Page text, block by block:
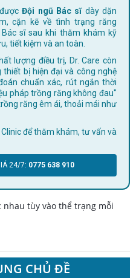
đượcĐội ngũ Bác sĩdày dặn
cặn kẽ về tình trạng răng
sĩ sau khi thăm khám kỹ
tiết kiệm và an toàn.
bị hiện đại và công nghệ
chuẩn xác, rút ngắn thời
pháp trồng răng không đau"
răng êm ái, thoải mái như
24/7: 0775 638 910
tùy vào thể trạng mỗi
CHỦ ĐỀ